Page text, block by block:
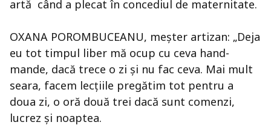
artă când a plecat în concediul de maternitate.
OXANA POROMBUCEANU, meşter artizan: „Deja
eu tot timpul liber mă ocup cu ceva hand-
mande, dacă trece o zi şi nu fac ceva. Mai mult
seara, facem lecţiile pregătim tot pentru a
doua zi, o oră două trei dacă sunt comenzi,
lucrez şi noaptea.